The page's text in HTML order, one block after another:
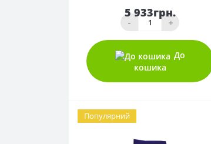
5 933грн.
- +
До
кошика
Популярний